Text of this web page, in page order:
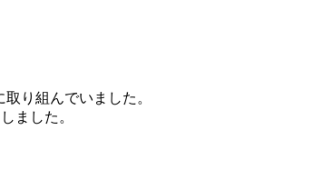
り組んでいました。
ました。